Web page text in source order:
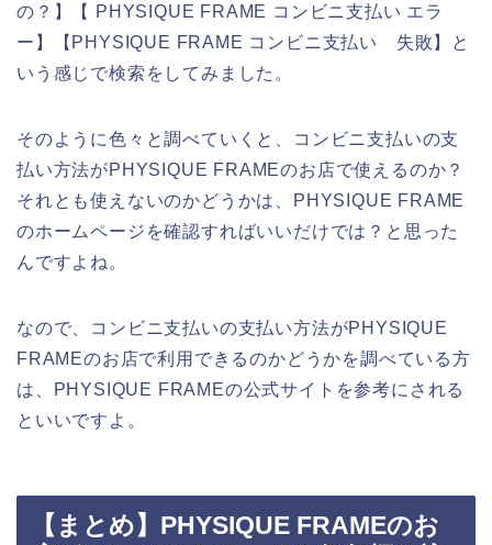
の？】【 PHYSIQUE FRAME コンビニ支払い エラ
ー】【PHYSIQUE FRAME コンビニ支払い 失敗】と
いう感じで検索をしてみました。
そのように色々と調べていくと、コンビニ支払いの支
払い方法がPHYSIQUE FRAMEのお店で使えるのか？
それとも使えないのかどうかは、PHYSIQUE FRAME
のホームページを確認すればいいだけでは？と思った
んですよね。
なので、コンビニ支払いの支払い方法がPHYSIQUE
FRAMEのお店で利用できるのかどうかを調べている方
は、PHYSIQUE FRAMEの公式サイトを参考にされる
といいですよ。
【まとめ】PHYSIQUE FRAMEのお